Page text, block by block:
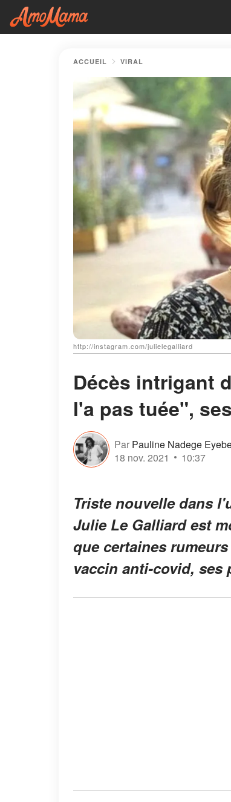
ACCUEIL VIRAL
http://instagram.com/julielegalliard
Décès intrigant
l'a pas tuée",
Par Pauline Nadege
18 nov. 2021
10:37
Triste nouvelle dans
Julie Le Galliard est
que certaines
vaccin anti-covid, ses